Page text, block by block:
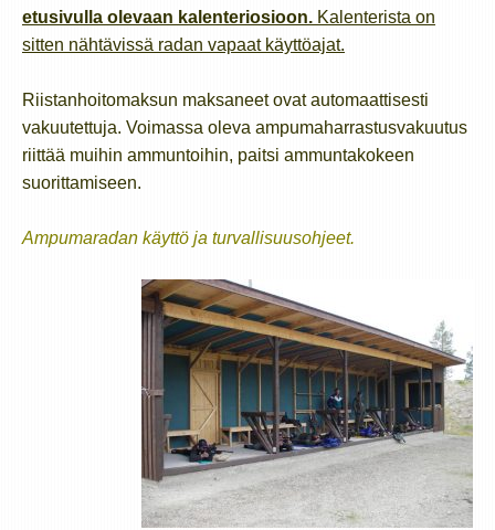
etusivulla olevaan kalenteriosioon. Kalenterista on
sitten nähtävissä radan vapaat käyttöajat.
Riistanhoitomaksun maksaneet ovat automaattisesti
vakuutettuja. Voimassa oleva ampumaharrastusvakuutus
riittää muihin ammuntoihin, paitsi ammuntakokeen
suorittamiseen.
Ampumaradan käyttö ja turvallisuusohjeet.